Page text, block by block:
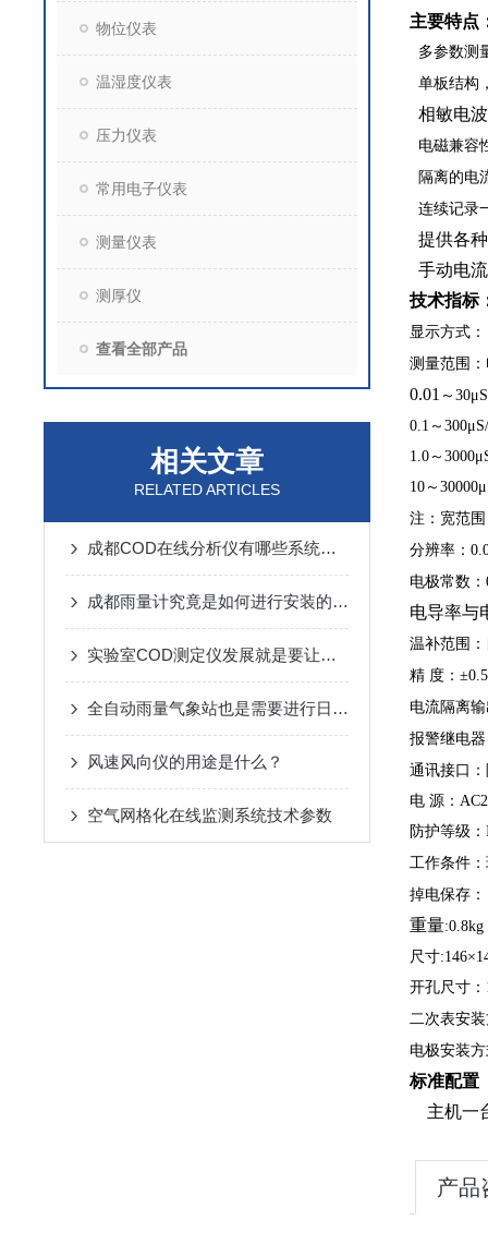
物位仪表
温湿度仪表
压力仪表
常用电子仪表
测量仪表
测厚仪
查看全部产品
相关文章
RELATED ARTICLES
成都COD在线分析仪有哪些系统组成的呢？
成都雨量计究竟是如何进行安装的呢？
实验室COD测定仪发展就是要让市场得到满意
全自动雨量气象站也是需要进行日常保养的
风速风向仪的用途是什么？
空气网格化在线监测系统技术参数
主要特点
多参数测
单板结构
相敏电
电磁兼容
隔离的电
连续记录
提供各
手动电
技术指标
显示方式：
测量范围
0.01 ～ 30μ
0.1 ～ 300μ
1.0 ～ 3000μ
10 ～ 30000μ
注：宽范
分辨率：
电极常数：
电导率与
温补范围
精 度：±
电流隔离
报警继电
通讯接口
电 源：
防护等级：
工作条件
掉电保存
重量:0.8kg
尺寸:146×
开孔尺寸：
二次表安
电极安装
标准配置
主机一
产品